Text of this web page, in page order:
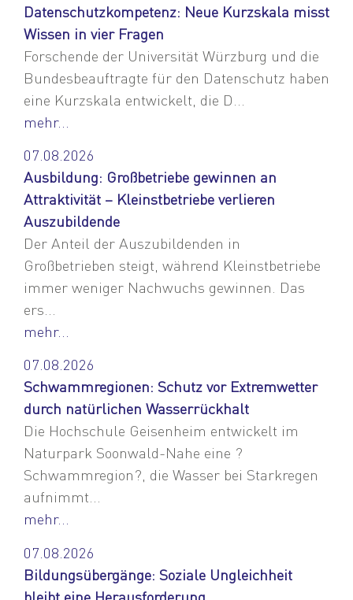
Datenschutzkompetenz: Neue Kurzskala misst
Wissen in vier Fragen
Forschende der Universität Würzburg und die
Bundesbeauftragte für den Datenschutz haben
eine Kurzskala entwickelt, die D...
mehr...
07.08.2026
Ausbildung: Großbetriebe gewinnen an
Attraktivität – Kleinstbetriebe verlieren
Auszubildende
Der Anteil der Auszubildenden in
Großbetrieben steigt, während Kleinstbetriebe
immer weniger Nachwuchs gewinnen. Das
ers...
mehr...
07.08.2026
Schwammregionen: Schutz vor Extremwetter
durch natürlichen Wasserrückhalt
Die Hochschule Geisenheim entwickelt im
Naturpark Soonwald-Nahe eine ?
Schwammregion?, die Wasser bei Starkregen
aufnimmt...
mehr...
07.08.2026
Bildungsübergänge: Soziale Ungleichheit